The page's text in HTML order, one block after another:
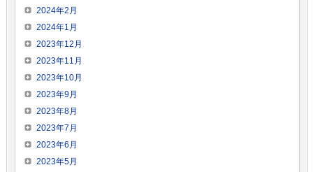
2024年2月
2024年1月
2023年12月
2023年11月
2023年10月
2023年9月
2023年8月
2023年7月
2023年6月
2023年5月